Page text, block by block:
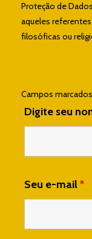
Proteção de
aqueles
filosóficas ou
Campos
Digite seu
Seu e-mail*